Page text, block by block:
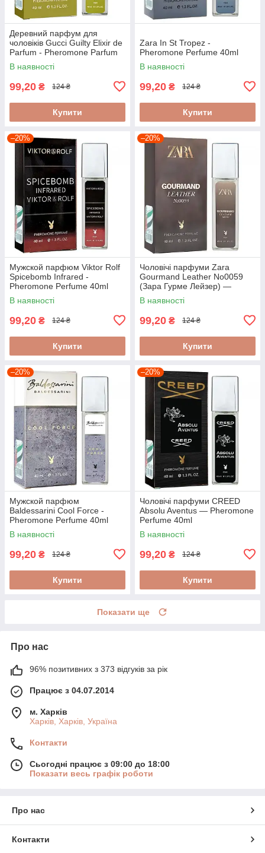
Деревний парфум для
чоловіків Gucci Guilty Elixir de
Parfum - Pheromone Parfum
40ml
В наявності
99,20 ₴ 124 ₴
Купити
Zara In St Tropez -
Pheromone Perfume 40ml
В наявності
99,20 ₴ 124 ₴
Купити
–20%
Мужской парфюм Viktor Rolf
Spicebomb Infrared -
Pheromone Perfume 40ml
В наявності
99,20 ₴ 124 ₴
Купити
–20%
Чоловічі парфуми Zara
Gourmand Leather No0059
(Зара Гурме Лейзер) —
Pheromone Perfume 40ml
В наявності
99,20 ₴ 124 ₴
Купити
–20%
Мужской парфюм
Baldessarini Cool Force -
Pheromone Perfume 40ml
В наявності
99,20 ₴ 124 ₴
Купити
–20%
Чоловічі парфуми CREED
Absolu Aventus — Pheromone
Perfume 40ml
В наявності
99,20 ₴ 124 ₴
Купити
Показати ще
Про нас
96% позитивних з 373 відгуків за рік
Працює з 04.07.2014
м. Харків
Харків, Харків, Україна
Контакти
Сьогодні працює з 09:00 до 18:00
Показати весь графік роботи
Про нас
Контакти